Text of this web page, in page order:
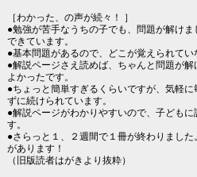
［わかった、の声が続々！ ］
●勉強が苦手なうちの子でも、問題が解け
できています。
●基本問題があるので、どこが覚えられてい
●解説ページさえ読めば、ちゃんと問題が
よかったです。
●ちょっと簡単すぎるくらいですが、気軽
ずに続けられています。
●解説ページがわかりやすいので、子ども
す。
●さらっと１、２週間で１冊が終わりまし
があります！
（旧版読者はがきより抜粋）